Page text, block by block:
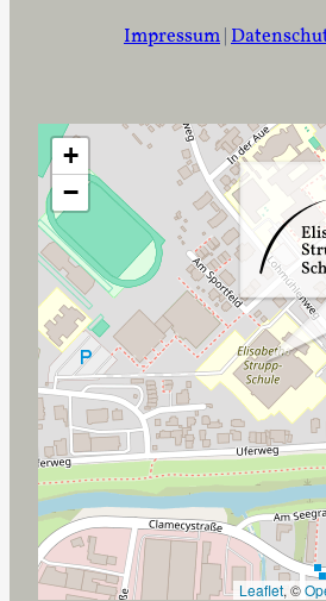
Impressum|
+
−
Leaflet, ©